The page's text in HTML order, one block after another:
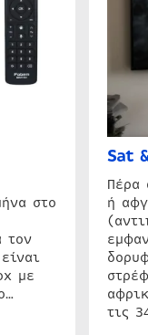
στο
τον
με
Sat
Πέρα
ή
τις